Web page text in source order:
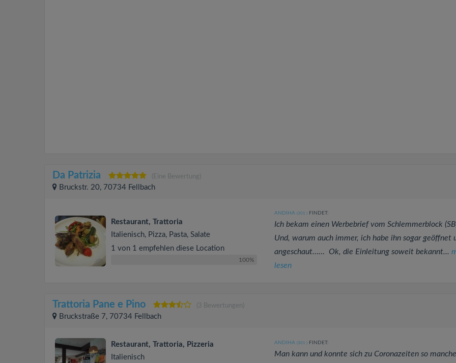
Da Patrizia (Eine Bewertung)
Bruckstr. 20, 70734 Fellbach
Restaurant, Trattoria
Italienisch, Pizza, Pasta, Salate
1 von 1 empfehlen diese Location
100%
ANDIHA (301 )FINDET:
Ich bekam einen Werbebrief vom Schlemmerblock
Und, warum auch immer, ich habe ihn sogar geöffnet
angeschaut…… Ok, die Einleitung soweit bekannt...
lesen
Trattoria Pane e Pino (3 Bewertungen)
Bruckstraße 7, 70734 Fellbach
Restaurant, Trattoria, Pizzeria
Italienisch
ANDIHA (301 )FINDET:
Man kann und konnte sich zu Coronazeiten so